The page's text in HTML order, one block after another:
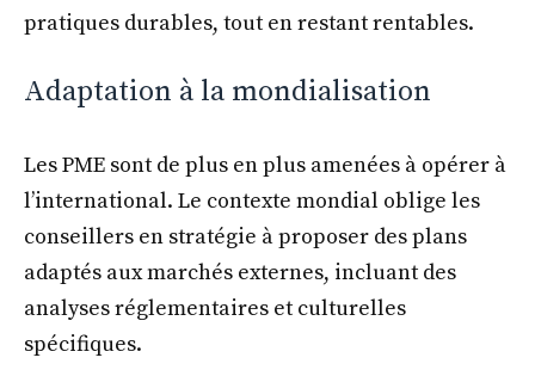
pratiques durables, tout en restant rentables.
Adaptation à la mondialisation
Les PME sont de plus en plus amenées à opérer à
l’international. Le contexte mondial oblige les
conseillers en stratégie à proposer des plans
adaptés aux marchés externes, incluant des
analyses réglementaires et culturelles
spécifiques.